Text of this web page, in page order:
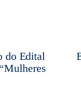
do Edital